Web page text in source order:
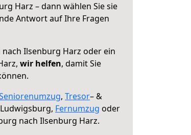
Harz – dann wählen Sie sie
Antwort auf Ihre Fragen
Ilsenburg Harz oder ein
wir helfen, damit Sie
, Tresor– &
Fernumzug oder
nach Ilsenburg Harz.